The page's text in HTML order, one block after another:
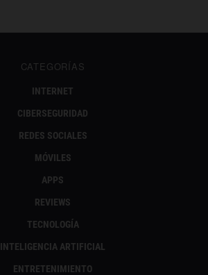
CATEGORÍAS
INTERNET
CIBERSEGURIDAD
REDES SOCIALES
MÓVILES
APPS
REVIEWS
TECNOLOGÍA
INTELIGENCIA ARTIFICIAL
ENTRETENIMIENTO